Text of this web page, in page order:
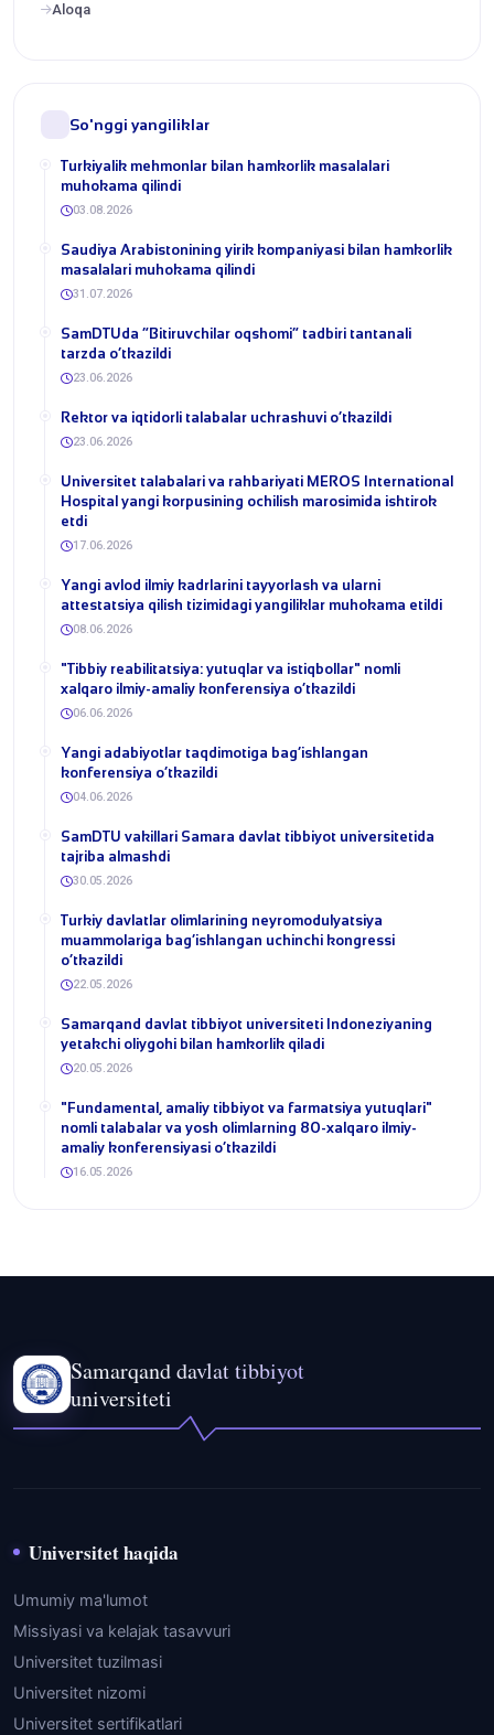
Aloqa
So'nggi yangiliklar
Turkiyalik mehmonlar bilan hamkorlik masalalari
muhokama qilindi
03.08.2026
​Saudiya Arabistonining yirik kompaniyasi bilan hamkorlik
masalalari muhokama qilindi
31.07.2026
​SamDTUda “Bitiruvchilar oqshomi” tadbiri tantanali
tarzda o‘tkazildi
23.06.2026
​Rektor va iqtidorli talabalar uchrashuvi o‘tkazildi
23.06.2026
Universitet talabalari va rahbariyati MEROS International
Hospital yangi korpusining ochilish marosimida ishtirok
etdi
17.06.2026
Yangi avlod ilmiy kadrlarini tayyorlash va ularni
attestatsiya qilish tizimidagi yangiliklar muhokama etildi
08.06.2026
​"Tibbiy reabilitatsiya: yutuqlar va istiqbollar" nomli
xalqaro ilmiy-amaliy konferensiya o‘tkazildi
06.06.2026
​Yangi adabiyotlar taqdimotiga bag‘ishlangan
konferensiya o‘tkazildi
04.06.2026
SamDTU vakillari Samara davlat tibbiyot universitetida
tajriba almashdi
30.05.2026
​Turkiy davlatlar olimlarining neyromodulyatsiya
muammolariga bag‘ishlangan uchinchi kongressi
o‘tkazildi
22.05.2026
Samarqand davlat tibbiyot universiteti Indoneziyaning
yetakchi oliygohi bilan hamkorlik qiladi
20.05.2026
​"Fundamental, amaliy tibbiyot va farmatsiya yutuqlari"
nomli talabalar va yosh olimlarning 80-xalqaro ilmiy-
amaliy konferensiyasi o‘tkazildi
16.05.2026
Samarqand davlat tibbiyot
universiteti
Universitet haqida
Umumiy ma'lumot
Missiyasi va kelajak tasavvuri
Universitet tuzilmasi
Universitet nizomi
Universitet sertifikatlari